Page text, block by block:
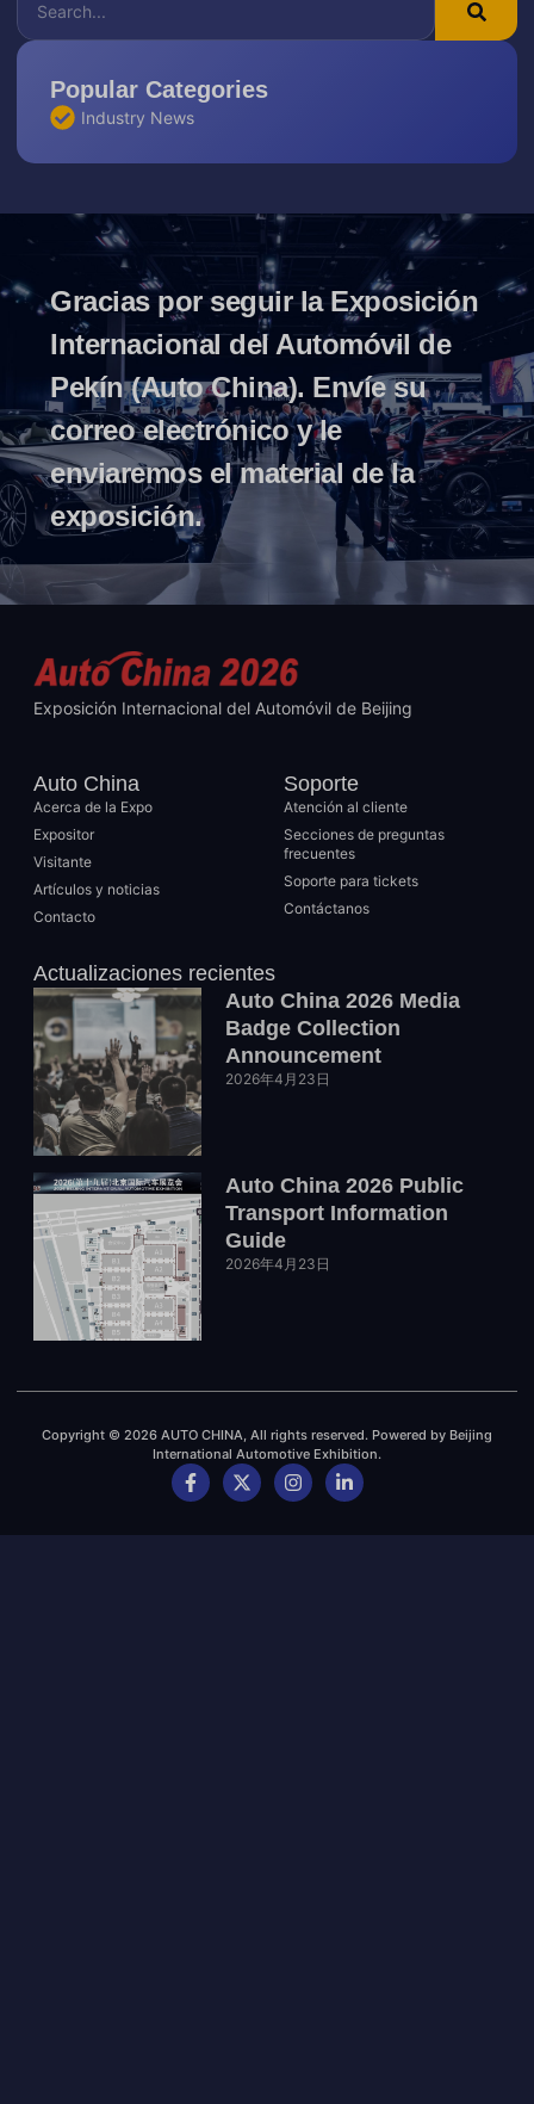
Popular Categories
Industry News
Gracias por seguir la Exposición
Internacional del Automóvil de
Pekín (Auto China). Envíe su
correo electrónico y le
enviaremos el material de la
exposición.
Exposición Internacional del Automóvil de Beijing
Auto China
Acerca de la Expo
Expositor
Visitante
Artículos y noticias
Contacto
Soporte
Atención al cliente
Secciones de preguntas
frecuentes
Soporte para tickets
Contáctanos
Actualizaciones recientes
Auto China 2026 Media
Badge Collection
Announcement
2026年4月23日
Auto China 2026 Public
Transport Information
Guide
2026年4月23日
Copyright © 2026 AUTO CHINA, All rights reserved. Powered by Beijing
International Automotive Exhibition.